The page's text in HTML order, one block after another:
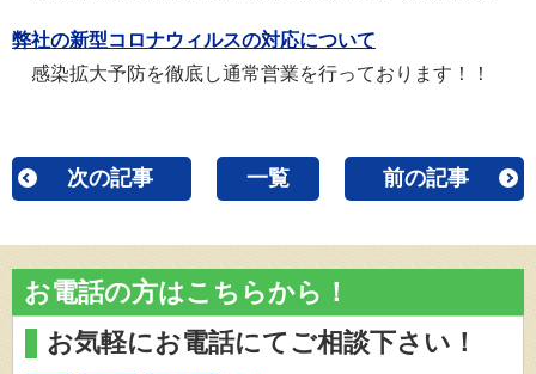
弊社の新型コロナウィルスの対応について
感染拡大予防を徹底し通常営業を行っております！！
次の記事 一覧 前の記事
お電話の方はこちらから！
お気軽にお電話にてご相談下さい！